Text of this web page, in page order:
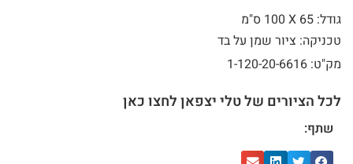
גודל: 65 X
100 ס"מ
טכניקה: ציור שמן על בד
מק"ט: 1-120-20-6616
לכל הציורים של טלי יצפאן לחצו כאן
שתף: